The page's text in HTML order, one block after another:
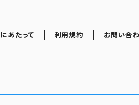
あたって 利用規約 お問い合